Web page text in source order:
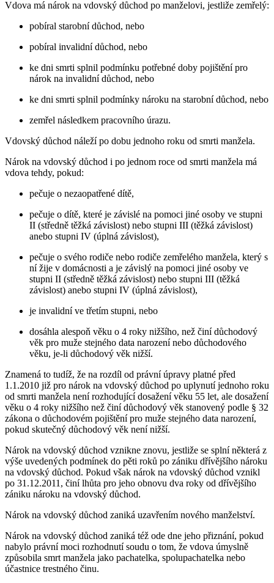
Vdova má nárok na vdovský důchod po manželovi, jestliže zemřelý:
pobíral starobní důchod, nebo
pobíral invalidní důchod, nebo
ke dni smrti splnil podmínku potřebné doby pojištění pro
nárok na invalidní důchod, nebo
ke dni smrti splnil podmínky nároku na starobní důchod, nebo
zemřel následkem pracovního úrazu.
Vdovský důchod náleží po dobu jednoho roku od smrti manžela.
Nárok na vdovský důchod i po jednom roce od smrti manžela má
vdova tehdy, pokud:
pečuje o nezaopatřené dítě,
pečuje o dítě, které je závislé na pomoci jiné osoby ve stupni
II (středně těžká závislost) nebo stupni III (těžká závislost)
anebo stupni IV (úplná závislost),
pečuje o svého rodiče nebo rodiče zemřelého manžela, který s
ní žije v domácnosti a je závislý na pomoci jiné osoby ve
stupni II (středně těžká závislost) nebo stupni III (těžká
závislost) anebo stupni IV (úplná závislost),
je invalidní ve třetím stupni, nebo
dosáhla alespoň věku o 4 roky nižšího, než činí důchodový
věk pro muže stejného data narození nebo důchodového
věku, je-li důchodový věk nižší.
Znamená to tudíž, že na rozdíl od právní úpravy platné před
1.1.2010 již pro nárok na vdovský důchod po uplynutí jednoho roku
od smrti manžela není rozhodující dosažení věku 55 let, ale dosažení
věku o 4 roky nižšího než činí důchodový věk stanovený podle § 32
zákona o důchodovém pojištění pro muže stejného data narození,
pokud skutečný důchodový věk není nižší.
Nárok na vdovský důchod vznikne znovu, jestliže se splní některá z
výše uvedených podmínek do pěti roků po zániku dřívějšího nároku
na vdovský důchod. Pokud však nárok na vdovský důchod vznikl
po 31.12.2011, činí lhůta pro jeho obnovu dva roky od dřívějšího
zániku nároku na vdovský důchod.
Nárok na vdovský důchod zaniká uzavřením nového manželství.
Nárok na vdovský důchod zaniká též ode dne jeho přiznání, pokud
nabylo právní moci rozhodnutí soudu o tom, že vdova úmyslně
způsobila smrt manžela jako pachatelka, spolupachatelka nebo
účastnice trestného činu.